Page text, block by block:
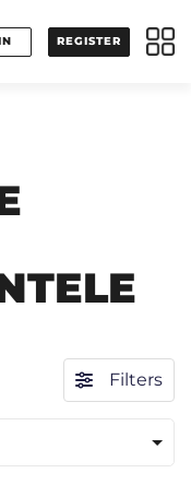
REGISTER
Filters